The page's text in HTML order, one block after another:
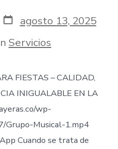
Fecha
de
publicación
agosto 13, 2025
Servicios
FIESTAS – CALIDAD,
INIGUALABLE EN LA
wp-
Grupo-Musical-1.mp4
Cuando se trata de